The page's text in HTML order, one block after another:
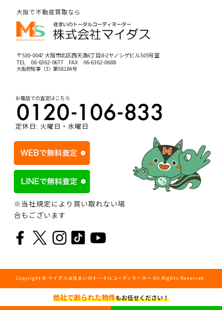
他社で断られた物件もお任せください！
大阪で不動産買取なら
〒530-0047 大阪市北区西天満6丁目8-2ヤノシゲビル505号室
TEL 06-6362-0677FAX 06-6362-0688
大阪府知事（3）第58184号
お電話での査定はこちら
定休日: 火曜日・水曜日
※当社規定により買い取れない場
合もございます
Copyright © マイダスは住まいのトータルコーディネーター All Rights Reserved.